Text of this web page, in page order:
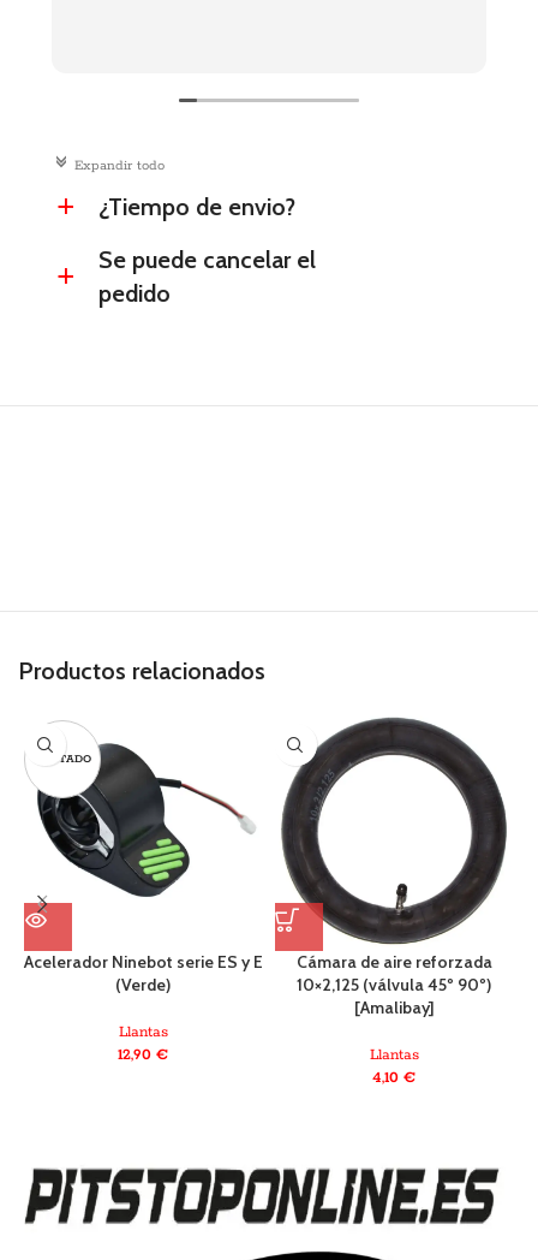
c Expandir todo
a ¿Tiempo de envio?
a
Se puede cancelar el
pedido
Productos relacionados
AGOTADO
Acelerador Ninebot serie ES y E
(Verde)
Llantas
12,90€
Cámara de aire reforzada
10×2,125 (válvula 45º 90º)
[Amalibay]
Llantas
4,10€